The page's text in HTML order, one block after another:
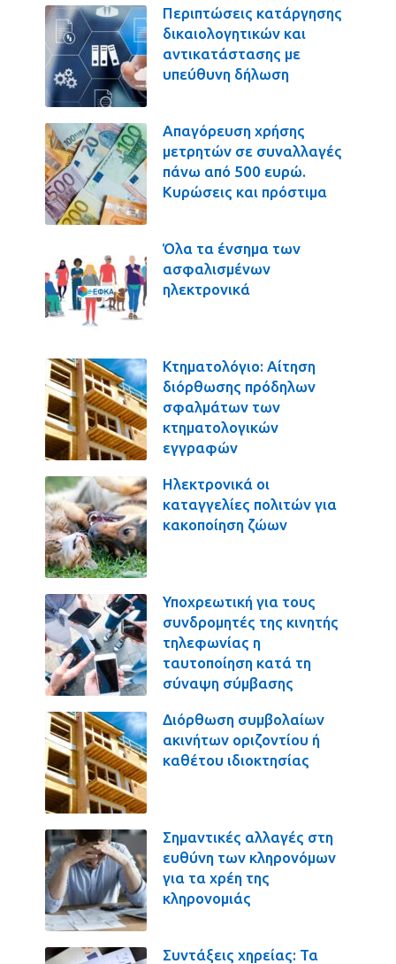
Περιπτώσεις κατάργησης
δικαιολογητικών και
αντικατάστασης με
υπεύθυνη δήλωση
Απαγόρευση χρήσης
μετρητών σε συναλλαγές
πάνω από 500 ευρώ.
Κυρώσεις και πρόστιμα
Όλα τα ένσημα των
ασφαλισμένων
ηλεκτρονικά
Κτηματολόγιο: Αίτηση
διόρθωσης πρόδηλων
σφαλμάτων των
κτηματολογικών
εγγραφών
Ηλεκτρονικά οι
καταγγελίες πολιτών για
κακοποίηση ζώων
Υποχρεωτική για τους
συνδρομητές της κινητής
τηλεφωνίας η
ταυτοποίηση κατά τη
σύναψη σύμβασης
Διόρθωση συμβολαίων
ακινήτων οριζοντίου ή
καθέτου ιδιοκτησίας
Σημαντικές αλλαγές στη
ευθύνη των κληρονόμων
για τα χρέη της
κληρονομιάς
Συντάξεις χηρείας: Τα